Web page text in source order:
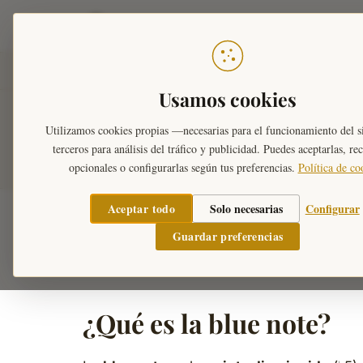
Usamos cookies
Utilizamos cookies propias —necesarias para el funcionamiento
terceros para análisis del tráfico y publicidad. Puedes aceptarlas,
opcionales o configurarlas según tus preferencias. Política de
Aceptar todo Solo necesarias
Configurar
Guardar preferencias
Diccionario Musical
Escala de Blues
escala de blueses una escala de
pentatónica. Es el alma del blues, el jazz,
¿Qué es la blue note?